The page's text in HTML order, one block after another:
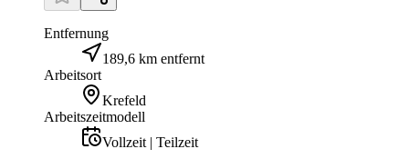
Entfernung
189,6 km entfernt
Arbeitsort
Krefeld
Arbeitszeitmodell
Vollzeit | Teilzeit